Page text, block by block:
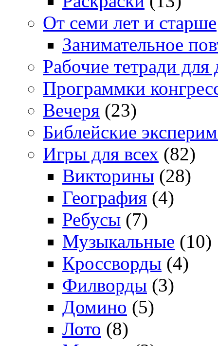
От семи лет и старше
Занимательное
Рабочие тетради для
Программки
Вечеря (23)
Библейские
Игры для всех (82)
Викторины (28)
География (4)
Ребусы (7)
Музыкальные (10)
Кроссворды (4)
Филворды (3)
Домино (5)
Лото (8)